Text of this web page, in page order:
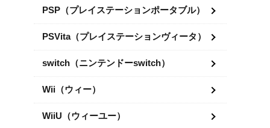
PSP（プレイステーションポータブル）
PSVita（プレイステーションヴィータ）
switch（ニンテンドーswitch）
Wii（ウィー）
WiiU（ウィーユー）